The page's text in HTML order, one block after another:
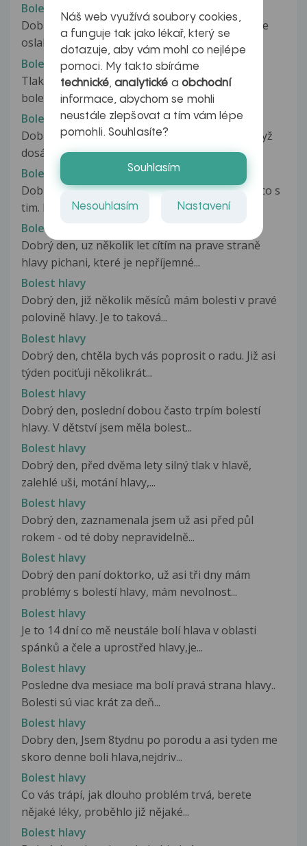
Bolest hlavy
Dobrý den, už 4 dny mám bolesti hlavy a cítím se
oslabeně a k tomu mě začla...
Bolest hlavy
Tlak v hlavě Dobrý den, 14 dní mám problém s
bolestí hlavy. Spíše je...
Bolest hlavy
Dobrý den mám dotaz ohledně bolesti hlavy když
dosáhnu vyvrcholení tak dostávám...
Bolest hlavy
Dobrý den, uz 2 tydny me boli hlava a ja nevim co s
tim. Hrozně se bojím nádoru...
Bolest hlavy
Dobrý den, uz několik let cítím na prave straně
hlavy pichani, které je nepříjemné...
Bolest hlavy
Dobrý den, již několik měsíců mám bolesti v pravé
polovině hlavy. Je to taková...
Bolest hlavy
Dobrý den, chtěla bych vás poprosit o radu. Již asi
týden pociťuji několikrát...
Bolest hlavy
Dobrý den, poslední dobou často trpím bolestí
hlavy. V dětství jsem měla bolest...
Bolest hlavy
Dobrý den, před dvěma lety silný tlak v hlavě,
zalehlé uši, motání hlavy,...
Bolest hlavy
Dobrý den, zaznamenala jsem už asi před půl
rokem - od té doby nepravidelně...
Bolest hlavy
Dobrý den paní doktorko, už asi tři dny mám
problémy s bolestí hlavy, mám nevolnost...
Bolest hlavy
Je to 14 dní co mě neustále bolí hlava v oblasti
spánků a čele a uprostřed hlavy,je...
Bolest hlavy
Posledne dva mesiace ma bolí pravá strana hlavy..
Bolesti sú viac krát za deň...
Bolest hlavy
Dobry den, Jsem 8tydnu po porodu a asi tyden me
skoro denne boli hlava,nejdriv...
Bolest hlavy
Co vás trápí, jak dlouho problém trvá, berete
nějaké léky, proběhlo již nějaké...
Bolest hlavy
Náš web využívá soubory cookies,
a funguje tak jako lékař, který se
dotazuje, aby vám mohl co nejlépe
pomoci. My takto sbíráme
technické,analytické a obchodní
informace, abychom se mohli
neustále zlepšovat a tím vám lépe
pomohli. Souhlasíte?
Souhlasím
Nesouhlasím Nastavení